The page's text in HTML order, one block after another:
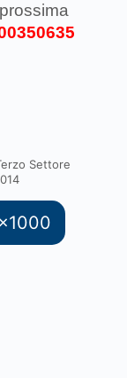
Settore